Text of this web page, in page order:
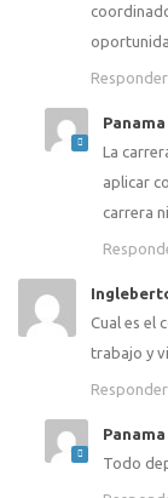
Responder
La
aplicar
carrera
Cual es el
trabajo y
Responder
Todo